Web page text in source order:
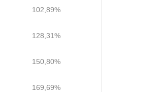
102,89%
128,31%
150,80%
169,69%